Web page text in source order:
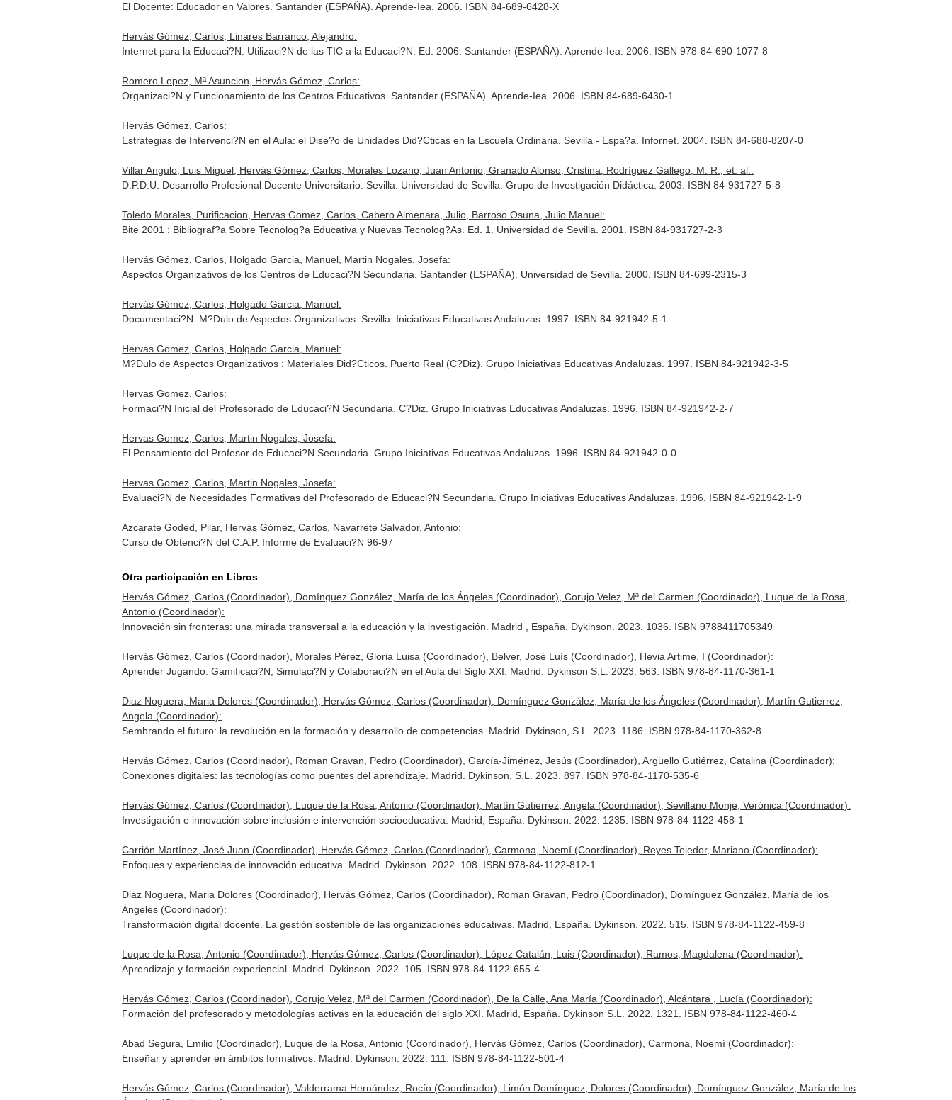
El Docente: Educador en Valores. Santander (ESPAÑA). Aprende-Iea. 2006. ISBN 84-689-6428-X
Hervás Gómez, Carlos, Linares Barranco, Alejandro:
Internet para la Educaci?N: Utilizaci?N de las TIC a la Educaci?N. Ed. 2006. Santander (ESPAÑA). Aprende-Iea. 2006. ISBN 978-84-690-1077-8
Romero Lopez, Mª Asuncion, Hervás Gómez, Carlos:
Organizaci?N y Funcionamiento de los Centros Educativos. Santander (ESPAÑA). Aprende-Iea. 2006. ISBN 84-689-6430-1
Hervás Gómez, Carlos:
Estrategias de Intervenci?N en el Aula: el Dise?o de Unidades Did?Cticas en la Escuela Ordinaria. Sevilla - Espa?a. Infornet. 2004. ISBN 84-688-8207-0
Villar Angulo, Luis Miguel, Hervás Gómez, Carlos, Morales Lozano, Juan Antonio, Granado Alonso, Cristina, Rodríguez Gallego, M. R., et. al.:
D.P.D.U. Desarrollo Profesional Docente Universitario. Sevilla. Universidad de Sevilla. Grupo de Investigación Didáctica. 2003. ISBN 84-931727-5-8
Toledo Morales, Purificacion, Hervas Gomez, Carlos, Cabero Almenara, Julio, Barroso Osuna, Julio Manuel:
Bite 2001 : Bibliograf?a Sobre Tecnolog?a Educativa y Nuevas Tecnolog?As. Ed. 1. Universidad de Sevilla. 2001. ISBN 84-931727-2-3
Hervás Gómez, Carlos, Holgado Garcia, Manuel, Martin Nogales, Josefa:
Aspectos Organizativos de los Centros de Educaci?N Secundaria. Santander (ESPAÑA). Universidad de Sevilla. 2000. ISBN 84-699-2315-3
Hervás Gómez, Carlos, Holgado Garcia, Manuel:
Documentaci?N. M?Dulo de Aspectos Organizativos. Sevilla. Iniciativas Educativas Andaluzas. 1997. ISBN 84-921942-5-1
Hervas Gomez, Carlos, Holgado Garcia, Manuel:
M?Dulo de Aspectos Organizativos : Materiales Did?Cticos. Puerto Real (C?Diz). Grupo Iniciativas Educativas Andaluzas. 1997. ISBN 84-921942-3-5
Hervas Gomez, Carlos:
Formaci?N Inicial del Profesorado de Educaci?N Secundaria. C?Diz. Grupo Iniciativas Educativas Andaluzas. 1996. ISBN 84-921942-2-7
Hervas Gomez, Carlos, Martin Nogales, Josefa:
El Pensamiento del Profesor de Educaci?N Secundaria. Grupo Iniciativas Educativas Andaluzas. 1996. ISBN 84-921942-0-0
Hervas Gomez, Carlos, Martin Nogales, Josefa:
Evaluaci?N de Necesidades Formativas del Profesorado de Educaci?N Secundaria. Grupo Iniciativas Educativas Andaluzas. 1996. ISBN 84-921942-1-9
Azcarate Goded, Pilar, Hervás Gómez, Carlos, Navarrete Salvador, Antonio:
Curso de Obtenci?N del C.A.P. Informe de Evaluaci?N 96-97
Otra participación en Libros
Hervás Gómez, Carlos (Coordinador), Domínguez González, María de los Ángeles (Coordinador), Corujo Velez, Mª del Carmen (Coordinador), Luque de la Rosa,
Antonio (Coordinador):
Innovación sin fronteras: una mirada transversal a la educación y la investigación. Madrid , España. Dykinson. 2023. 1036. ISBN 9788411705349
Hervás Gómez, Carlos (Coordinador), Morales Pérez, Gloria Luisa (Coordinador), Belver, José Luís (Coordinador), Hevia Artime, I (Coordinador):
Aprender Jugando: Gamificaci?N, Simulaci?N y Colaboraci?N en el Aula del Siglo XXI. Madrid. Dykinson S.L. 2023. 563. ISBN 978-84-1170-361-1
Diaz Noguera, Maria Dolores (Coordinador), Hervás Gómez, Carlos (Coordinador), Domínguez González, María de los Ángeles (Coordinador), Martín Gutierrez,
Angela (Coordinador):
Sembrando el futuro: la revolución en la formación y desarrollo de competencias. Madrid. Dykinson, S.L. 2023. 1186. ISBN 978-84-1170-362-8
Hervás Gómez, Carlos (Coordinador), Roman Gravan, Pedro (Coordinador), García-Jiménez, Jesús (Coordinador), Argüello Gutiérrez, Catalina (Coordinador):
Conexiones digitales: las tecnologías como puentes del aprendizaje. Madrid. Dykinson, S.L. 2023. 897. ISBN 978-84-1170-535-6
Hervás Gómez, Carlos (Coordinador), Luque de la Rosa, Antonio (Coordinador), Martín Gutierrez, Angela (Coordinador), Sevillano Monje, Verónica (Coordinador):
Investigación e innovación sobre inclusión e intervención socioeducativa. Madrid, España. Dykinson. 2022. 1235. ISBN 978-84-1122-458-1
Carrión Martínez, José Juan (Coordinador), Hervás Gómez, Carlos (Coordinador), Carmona, Noemí (Coordinador), Reyes Tejedor, Mariano (Coordinador):
Enfoques y experiencias de innovación educativa. Madrid. Dykinson. 2022. 108. ISBN 978-84-1122-812-1
Diaz Noguera, Maria Dolores (Coordinador), Hervás Gómez, Carlos (Coordinador), Roman Gravan, Pedro (Coordinador), Domínguez González, María de los
Ángeles (Coordinador):
Transformación digital docente. La gestión sostenible de las organizaciones educativas. Madrid, España. Dykinson. 2022. 515. ISBN 978-84-1122-459-8
Luque de la Rosa, Antonio (Coordinador), Hervás Gómez, Carlos (Coordinador), López Catalán, Luis (Coordinador), Ramos, Magdalena (Coordinador):
Aprendizaje y formación experiencial. Madrid. Dykinson. 2022. 105. ISBN 978-84-1122-655-4
Hervás Gómez, Carlos (Coordinador), Corujo Velez, Mª del Carmen (Coordinador), De la Calle, Ana María (Coordinador), Alcántara , Lucía (Coordinador):
Formación del profesorado y metodologías activas en la educación del siglo XXI. Madrid, España. Dykinson S.L. 2022. 1321. ISBN 978-84-1122-460-4
Abad Segura, Emilio (Coordinador), Luque de la Rosa, Antonio (Coordinador), Hervás Gómez, Carlos (Coordinador), Carmona, Noemí (Coordinador):
Enseñar y aprender en ámbitos formativos. Madrid. Dykinson. 2022. 111. ISBN 978-84-1122-501-4
Hervás Gómez, Carlos (Coordinador), Valderrama Hernández, Rocío (Coordinador), Limón Domínguez, Dolores (Coordinador), Domínguez González, María de los